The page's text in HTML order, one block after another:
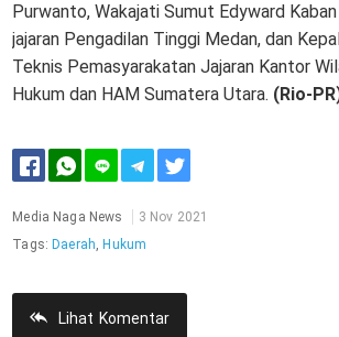
Purwanto, Wakajati Sumut Edyward
jajaran Pengadilan Tinggi Medan, dan
Teknis Pemasyarakatan Jajaran Kantor
Hukum dan HAM Sumatera Utara. (Rio-
Media Naga News
3 Nov 2021
Tags: Daerah, Hukum
Lihat Komentar